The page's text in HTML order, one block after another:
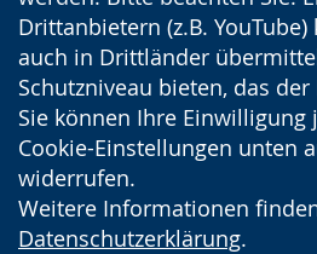
Drittanbietern (z.B.
auch in Drittländer
Schutzniveau bieten, das der
Sie können Ihre Einwilligung
Cookie-Einstellungen unten
widerrufen.
Weitere Informationen
Datenschutzerklärung.